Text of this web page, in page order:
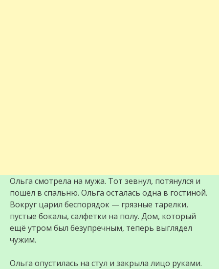
Ольга смотрела на мужа. Тот зевнул, потянулся и
пошёл в спальню. Ольга осталась одна в гостиной.
Вокруг царил беспорядок — грязные тарелки,
пустые бокалы, салфетки на полу. Дом, который
ещё утром был безупречным, теперь выглядел
чужим.
Ольга опустилась на стул и закрыла лицо руками.